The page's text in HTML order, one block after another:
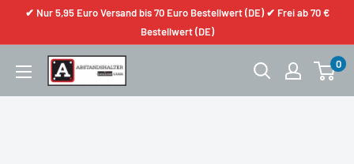
✔ Nur 5,95 Euro Versand bis 70 Euro Bestellwert (DE) ✔ Frei ab 70 €
Bestellwert (DE)
0